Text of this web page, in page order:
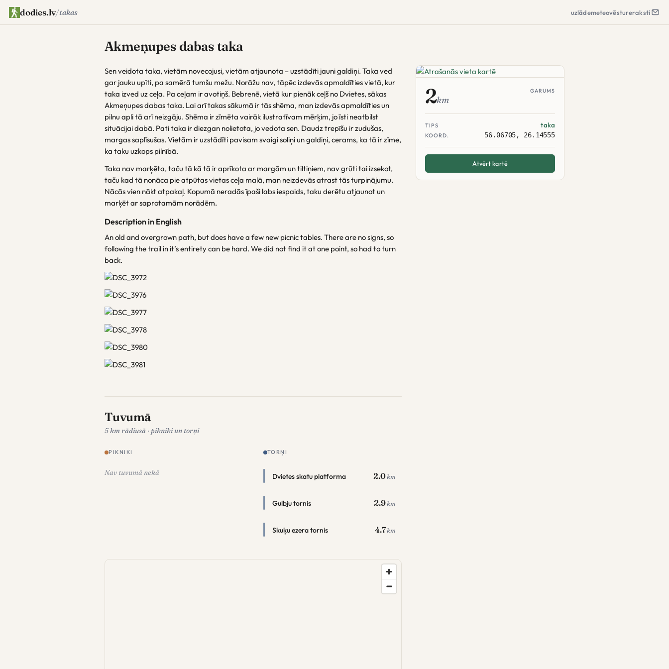
dodies.lv/takas uzlādemeteovēstureraksti
Akmeņupes dabas taka
Sen veidota taka, vietām novecojusi, vietām atjaunota – uzstādīti jauni galdiņi. Taka ved
gar jauku upīti, pa samērā tumšu mežu. Norāžu nav, tāpēc izdevās apmaldīties vietā, kur
taka izved uz ceļa. Pa ceļam ir avotiņš. Bebrenē, vietā kur pienāk ceļš no Dvietes, sākas
Akmeņupes dabas taka. Lai arī takas sākumā ir tās shēma, man izdevās apmaldīties un
pilnu apli tā arī neizgāju. Shēma ir zīmēta vairāk ilustratīvam mērķim, jo īsti neatbilst
situācijai dabā. Pati taka ir diezgan nolietota, jo vedota sen. Daudz trepīšu ir zudušas,
margas saplīsušas. Vietām ir uzstādīti pavisam svaigi soliņi un galdiņi, cerams, ka tā ir zīme,
ka taku uzkops pilnībā.
Taka nav marķēta, taču tā kā tā ir aprīkota ar margām un tiltiņiem, nav grūti tai izsekot,
taču kad tā nonāca pie atpūtas vietas ceļa malā, man neizdevās atrast tās turpinājumu.
Nācās vien nākt atpakaļ. Kopumā neradās īpaši labs iespaids, taku derētu atjaunot un
marķēt ar saprotamām norādēm.
Description in English
An old and overgrown path, but does have a few new picnic tables. There are no signs, so
following the trail in it’s entirety can be hard. We did not find it at one point, so had to turn
back.
Tuvumā
5 km rādiusā · pikniki un torņi
PIKNIKI
Nav tuvumā nekā
TORŅI
Dvietes skatu platforma 2.0 km
Gulbju tornis 2.9 km
Skuķu ezera tornis 4.7 km
2km
GARUMS
TIPS taka
KOORD. 56.06705, 26.14555
Atvērt kartē